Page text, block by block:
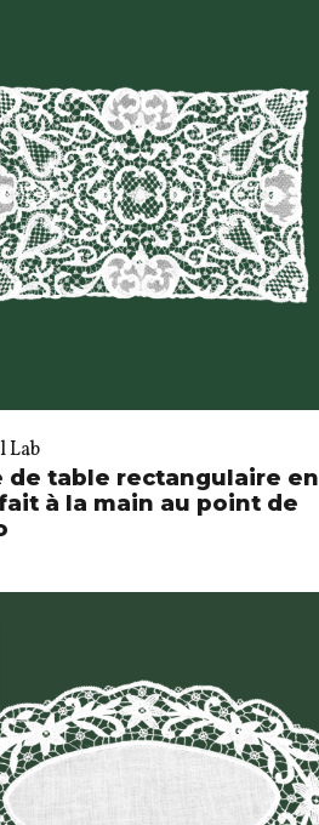
Lab
de table rectangulaire en
à la main au point de